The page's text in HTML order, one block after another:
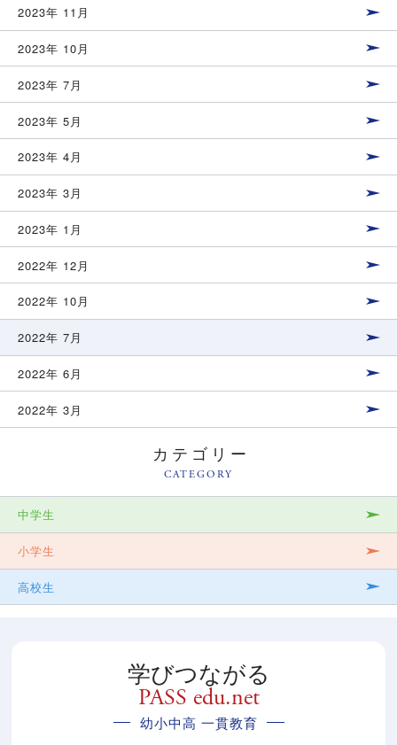
2023年 11月
2023年 10月
2023年 7月
2023年 5月
2023年 4月
2023年 3月
2023年 1月
2022年 12月
2022年 10月
2022年 7月
2022年 6月
2022年 3月
カテゴリー
CATEGORY
中学生
小学生
高校生
学びつながる
PASS edu.net
幼小中高 一貫教育